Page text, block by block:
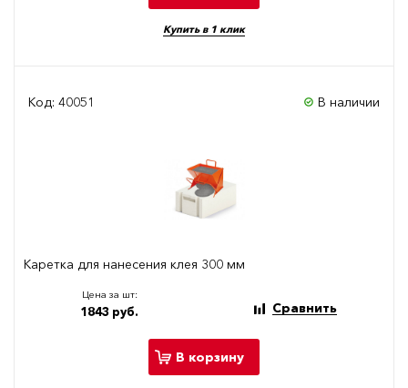
Купить в 1 клик
Код: 40051 В наличии
Каретка для нанесения клея 300 мм
Цена за шт:
1843 руб. Сравнить
В корзину